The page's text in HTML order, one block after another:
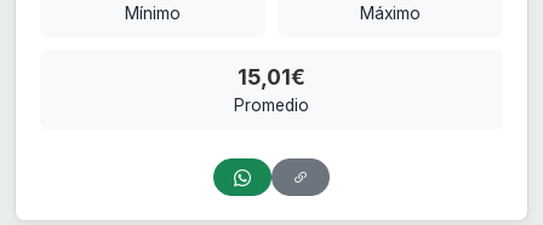
Mínimo Máximo
15,01€
Promedio